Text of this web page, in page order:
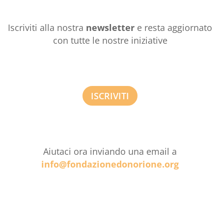
Iscriviti alla nostra newsletter e resta aggiornato
con tutte le nostre iniziative
ISCRIVITI
Aiutaci ora inviando una email a
info@fondazionedonorione.org